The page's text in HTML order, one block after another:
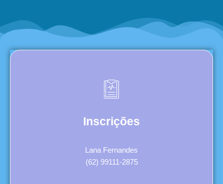
Inscrições
Lana Fernandes
(62) 99111-2875